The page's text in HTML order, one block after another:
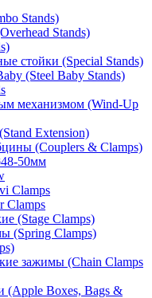
Stands)
Stands)
стойки (Special Stands)
(Steel Baby Stands)
механизмом (Wind-Up
Extension)
(Couplers & Clamps)
50мм
Clamps
Clamps
(Stage Clamps)
(Spring Clamps)
зажимы (Chain Clamps
(Apple Boxes, Bags &